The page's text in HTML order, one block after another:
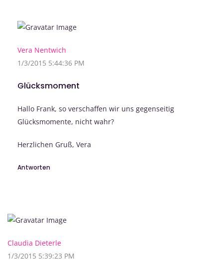
Vera Nentwich
1/3/2015 5:44:36 PM
Glücksmoment
Hallo Frank, so verschaffen wir uns gegenseitig
Glücksmomente, nicht wahr?
Herzlichen Gruß, Vera
Antworten
Claudia Dieterle
1/3/2015 5:39:23 PM